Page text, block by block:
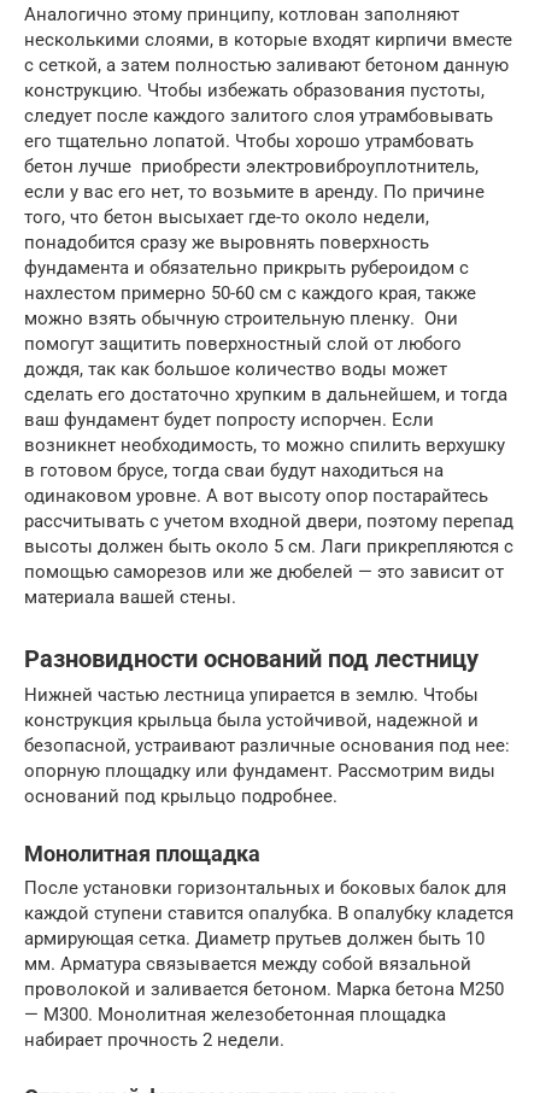
Аналогично этому принципу, котлован заполняют
несколькими слоями, в которые входят кирпичи вместе
с сеткой, а затем полностью заливают бетоном данную
конструкцию. Чтобы избежать образования пустоты,
следует после каждого залитого слоя утрамбовывать
его тщательно лопатой. Чтобы хорошо утрамбовать
бетон лучше приобрести электровиброуплотнитель,
если у вас его нет, то возьмите в аренду. По причине
того, что бетон высыхает где-то около недели,
понадобится сразу же выровнять поверхность
фундамента и обязательно прикрыть рубероидом с
нахлестом примерно 50-60 см с каждого края, также
можно взять обычную строительную пленку. Они
помогут защитить поверхностный слой от любого
дождя, так как большое количество воды может
сделать его достаточно хрупким в дальнейшем, и тогда
ваш фундамент будет попросту испорчен. Если
возникнет необходимость, то можно спилить верхушку
в готовом брусе, тогда сваи будут находиться на
одинаковом уровне. А вот высоту опор постарайтесь
рассчитывать с учетом входной двери, поэтому перепад
высоты должен быть около 5 см. Лаги прикрепляются с
помощью саморезов или же дюбелей — это зависит от
материала вашей стены.
Разновидности оснований под лестницу
Нижней частью лестница упирается в землю. Чтобы
конструкция крыльца была устойчивой, надежной и
безопасной, устраивают различные основания под нее:
опорную площадку или фундамент. Рассмотрим виды
оснований под крыльцо подробнее.
Монолитная площадка
После установки горизонтальных и боковых балок для
каждой ступени ставится опалубка. В опалубку кладется
армирующая сетка. Диаметр прутьев должен быть 10
мм. Арматура связывается между собой вязальной
проволокой и заливается бетоном. Марка бетона М250
— М300. Монолитная железобетонная площадка
набирает прочность 2 недели.